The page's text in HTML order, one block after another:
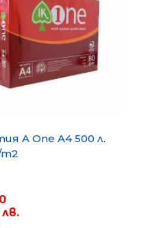
A One A4 500 л.